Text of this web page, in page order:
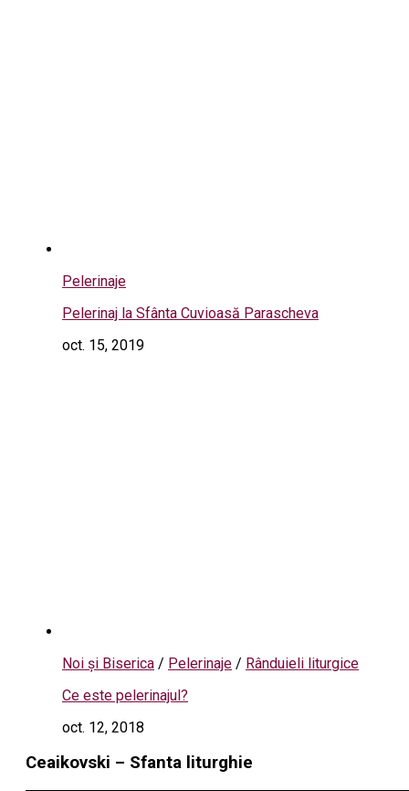
Pelerinaje
Pelerinaj la Sfânta Cuvioasă Parascheva
oct. 15, 2019
Noi și Biserica / Pelerinaje / Rânduieli liturgice
Ce este pelerinajul?
oct. 12, 2018
Ceaikovski – Sfanta liturghie